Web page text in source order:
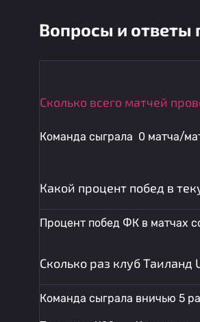
Вопросы и ответы
Сколько всего матчей
Команда сыграла 0 матча/
Какой процент побед в
Процент побед ФК в матчах
Сколько раз клуб
Команда сыграла вничью 5